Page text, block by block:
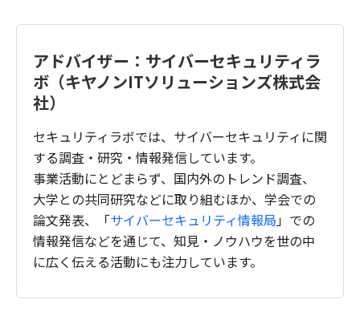
アドバイザー：サイバーセキュリティラ
ボ（キヤノンITソリューションズ株式会
社）
セキュリティラボでは、サイバーセキュリティに関
する調査・研究・情報発信しています。
事業活動にとどまらず、国内外のトレンド調査、
大学との共同研究などに取り組むほか、学会での
論文発表、「サイバーセキュリティ情報局」での
情報発信などを通じて、知見・ノウハウを世の中
に広く伝える活動にも注力しています。